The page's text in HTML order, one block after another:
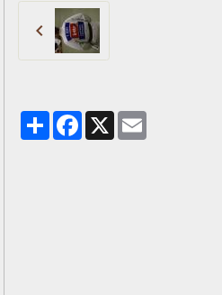
PartagerFacebook
X